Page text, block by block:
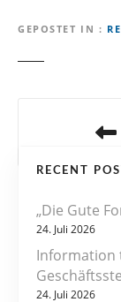
GEPOSTET IN
RECENT
„Die Gute
24. Juli 2026
Information
24. Juli 2026